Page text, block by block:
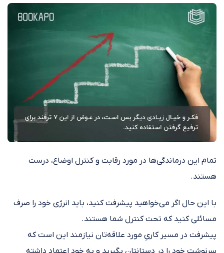
تمام این درماندگی‌ها در مورد رقابت و کنترل اوضاع، درست
هستند.
با این حال اگر می‌خواهید پیشرفت کنید، باید انرژی خود را صرف
مسائلی کنید که تحت کنترل شما هستند.
پیشرفت در مسیر کاریِ مورد علاقه‌تان نیازمند این است که
سرنوشت خود را در دستانتان بگیرید و به خود اعتماد داشته